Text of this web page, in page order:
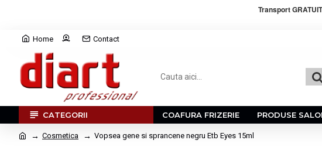
Transport
Home Contact
CATEGORII COAFURA FRIZERIE PRODUSE
Cosmetica Vopsea gene si sprancene negru Etb Eyes 15ml